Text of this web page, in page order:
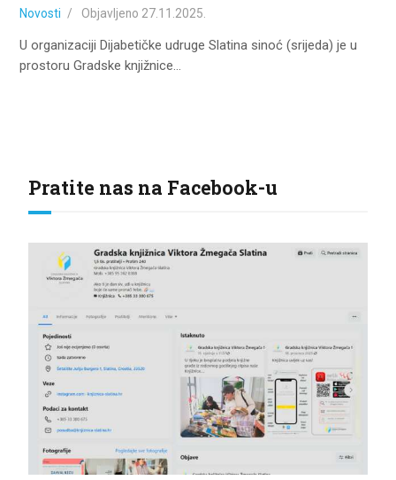
Novosti Objavljeno 27.11.2025.
U organizaciji Dijabetičke udruge Slatina sinoć (srijeda) je u
prostoru Gradske knjižnice…
Pratite nas na Facebook-u